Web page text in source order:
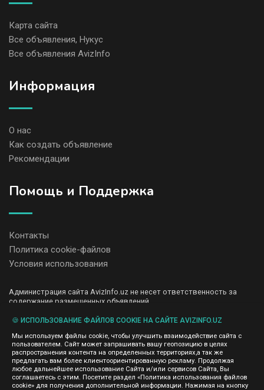
Карта сайта
Все объявления, Нукус
Все объявления AvizInfo
Информация
О нас
Как создать объявление
Рекомендации
Помощь и Поддержка
Контакты
Политика cookie-файлов
Условия использования
Администрация сайта AvizInfo.uz не несет ответственность за
содержание размещенных объявлений.
передаем и не продаем личную информацию зарегистрированных
правила конфиденциальности сайтов на которые ссылается
AvizInfo.uz. На некоторых страницах нашего сайта представлена
реклама Google Adsense Advertising Network. Чтобы узнать
подробней о правилах конфиденциальности Google нажмите тут
🍪 ИСПОЛЬЗОВАНИЕ ФАЙЛОВ COOKIE НА САЙТЕ AVIZINFO.UZ
Мы используем файлы cookie, чтобы улучшить взаимодействие сайта с
пользователем. Сайт может запрашивать вашу геопозицию в целях
распространения контента на определенных территориях,а так же
предлагать вам более клиентоориентированную рекламу. Продолжая
любое дальнейшее использование Сайта и/или сервисов Сайта, Вы
соглашаетесь с этим. Посетите раздел «Политика использования файлов
cookie» для получения дополнительной информации. Нажимая на кнопку